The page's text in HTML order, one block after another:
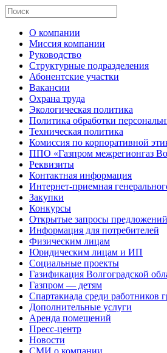
О компании
Миссия компании
Руководство
Структурные подразделения
Абонентские участки
Вакансии
Охрана труда
Экологическая политика
Политика обработки
Техническая политика
Комиссия по корпоративной
ППО «Газпром межрегионгаз
Реквизиты
Контактная информация
Интернет-приемная
Закупки
Конкурсы
Открытые запросы предложений
Информация для потребителей
Физическим лицам
Юридическим лицам и ИП
Социальные проекты
Газификация Волгоградской
Газпром — детям
Спартакиада среди
Дополнительные услуги
Аренда помещений
Пресс-центр
Новости
СМИ о компании